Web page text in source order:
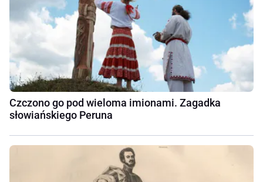
Czczono go pod wieloma imionami. Zagadka
słowiańskiego Peruna